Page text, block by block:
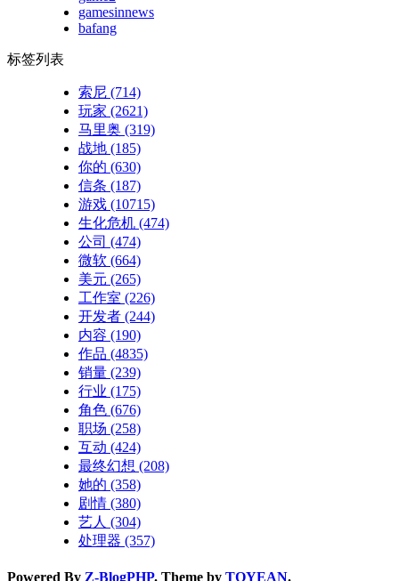
gamesinnews
bafang
标签列表
索尼 (714)
玩家 (2621)
马里奥 (319)
战地 (185)
你的 (630)
信条 (187)
游戏 (10715)
生化危机 (474)
公司 (474)
微软 (664)
美元 (265)
工作室 (226)
开发者 (244)
内容 (190)
作品 (4835)
销量 (239)
行业 (175)
角色 (676)
职场 (258)
互动 (424)
最终幻想 (208)
她的 (358)
剧情 (380)
艺人 (304)
处理器 (357)
Powered By Z-BlogPHP. Theme by TOYEAN.